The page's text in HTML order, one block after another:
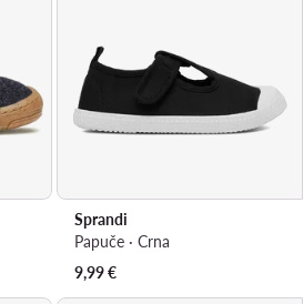
Sprandi
Papuče · Crna
9,99€